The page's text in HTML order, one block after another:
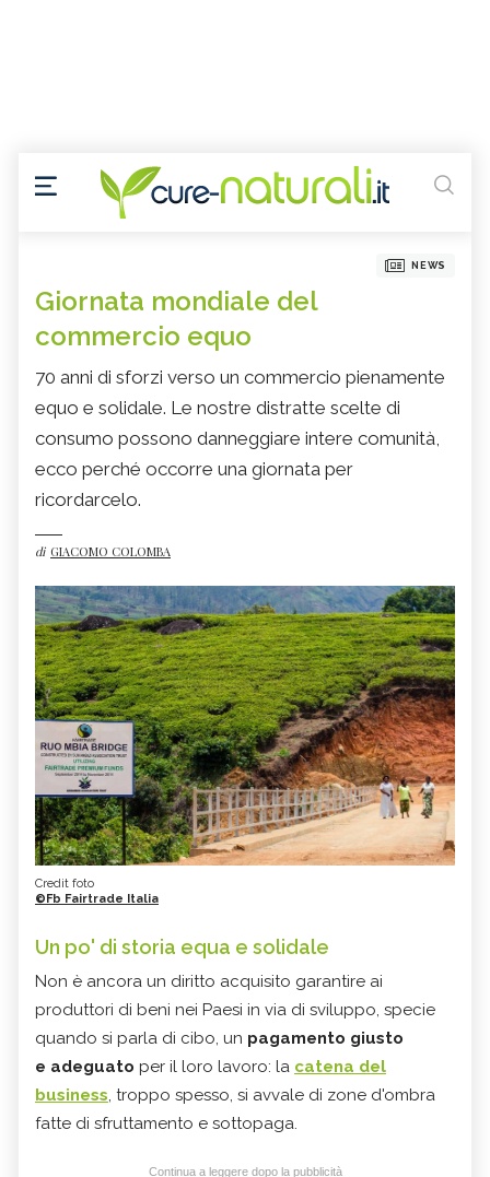
NEWS
Giornata mondiale del
commercio equo
70 anni di sforzi verso un commercio pienamente
equo e solidale. Le nostre distratte scelte di
consumo possono danneggiare intere comunità,
ecco perché occorre una giornata per
ricordarcelo.
di GIACOMO COLOMBA
Credit foto
©Fb Fairtrade Italia
Un po' di storia equa e solidale
Non è ancora un diritto acquisito garantire ai
produttori di beni nei Paesi in via di sviluppo, specie
quando si parla di cibo, un pagamento giusto
e adeguato per il loro lavoro: la catena del
business, troppo spesso, si avvale di zone d'ombra
fatte di sfruttamento e sottopaga.
Continua a leggere dopo la pubblicità